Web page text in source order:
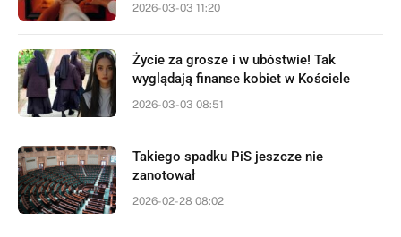
2026-03-03 11:20
Życie za grosze i w ubóstwie! Tak
wyglądają finanse kobiet w Kościele
2026-03-03 08:51
Takiego spadku PiS jeszcze nie
zanotował
2026-02-28 08:02